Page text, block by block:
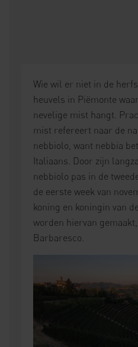
Wie wil er niet in de
heuvels in Piëmonte
nevelige mist hangt.
mist refereert naar de
nebbiolo, want nebbia
Italiaans. Door zijn
nebbiolo pas in de
de eerste week van
koning en koningin van
worden hiervan
Barbaresco.